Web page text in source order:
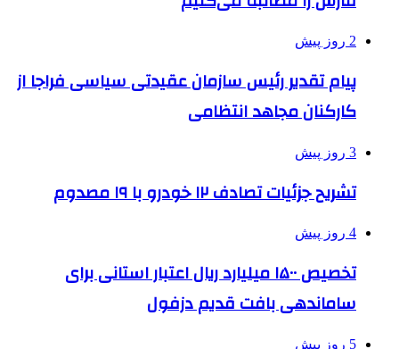
2 روز پیش
پیام تقدیر رئیس سازمان عقیدتی سیاسی فراجا از
کارکنان مجاهد انتظامی
3 روز پیش
تشریح جزئیات تصادف ۱۲ خودرو با ۱۹ مصدوم
4 روز پیش
تخصیص ۱۵۰۰ میلیارد ریال اعتبار استانی برای
ساماندهی بافت قدیم دزفول
5 روز پیش